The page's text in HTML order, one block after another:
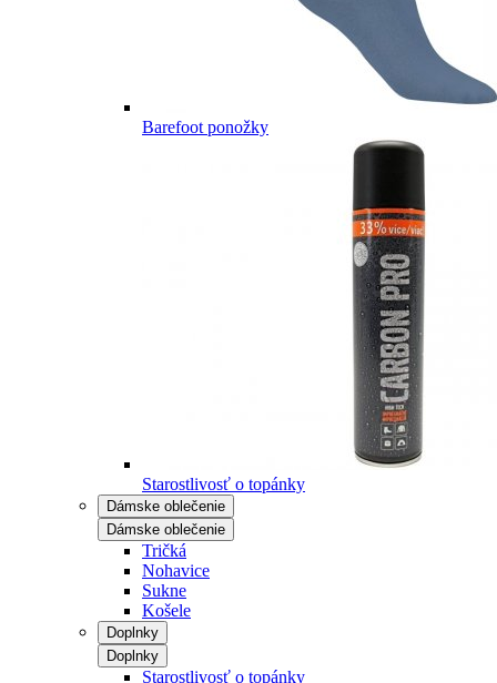
Barefoot ponožky
Starostlivosť o topánky
Dámske oblečenie
Dámske oblečenie
Tričká
Nohavice
Sukne
Košele
Doplnky
Doplnky
Starostlivosť o topánky